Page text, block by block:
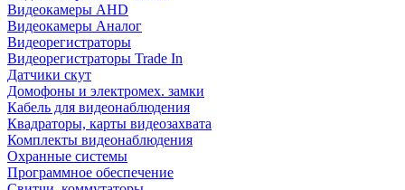
Видеокамеры AHD
Видеокамеры Аналог
Видеорегистраторы
Видеорегистраторы Trade In
Датчики скут
Домофоны и электромех. замки
Кабель для видеонаблюдения
Квадраторы, карты видеозахвата
Комплекты видеонаблюдения
Охранные системы
Программное обеспечение